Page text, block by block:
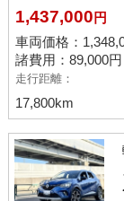
トヨタ(13)
三菱(2) いす
1,437,000 円
車両価格：
諸費用：89,000円
走行距離
17,800km